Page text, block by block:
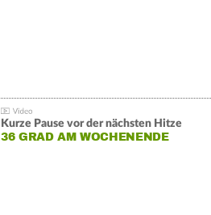
Kurze Pause vor der nächsten Hitze
36 GRAD AM WOCHENENDE